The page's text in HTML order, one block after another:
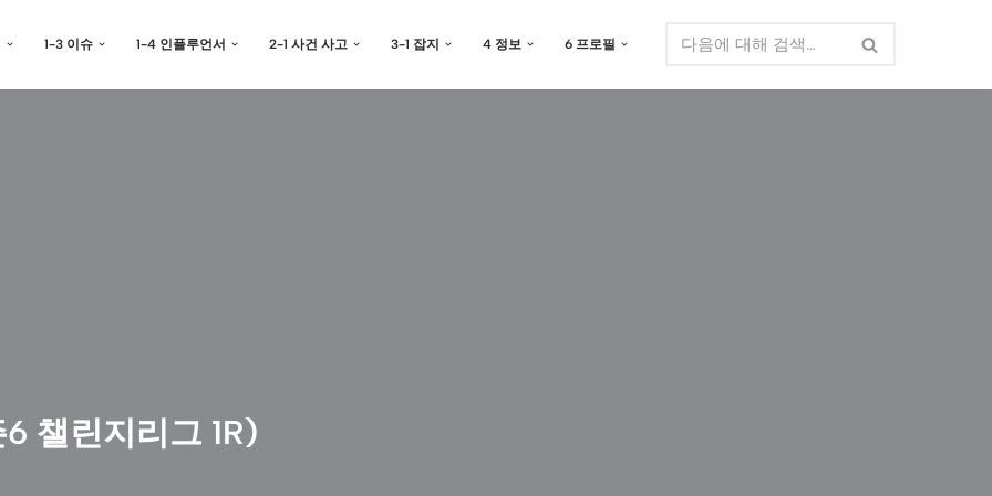
1-3 이슈 1-4 인플루언서 2-1 사건 사고 3-1 잡지 4 정보 6 프로필
챌린지리그 1R)